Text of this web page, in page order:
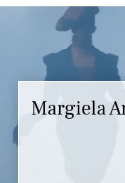
Margiela
Marc